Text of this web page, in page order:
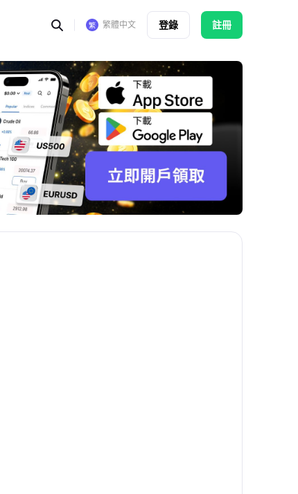
繁體中文 登錄 註冊